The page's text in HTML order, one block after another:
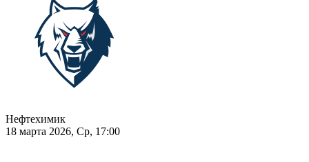
Нефтехимик
18 марта 2026, Ср, 17:00